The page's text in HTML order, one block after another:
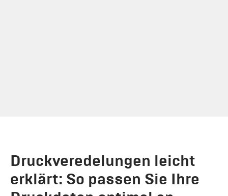
Druckveredelungen leicht
erklärt: So passen Sie Ihre